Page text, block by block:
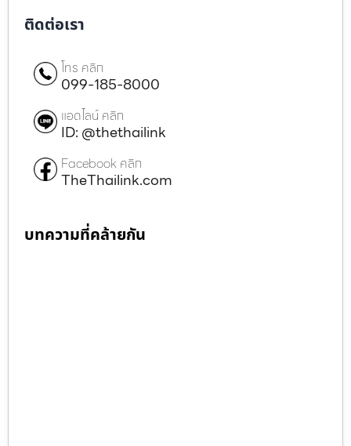
ติดต่อเรา
โทร คลิก
099-185-8000
แอดไลน์ คลิก
ID: @thethailink
Facebook คลิก
TheThailink.com
บทความที่คล้ายกัน